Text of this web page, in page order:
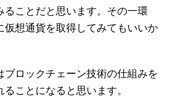
ることだと思います。その一環
仮想通貨を取得してみてもいいか
ブロックチェーン技術の仕組みを
ことになると思います。